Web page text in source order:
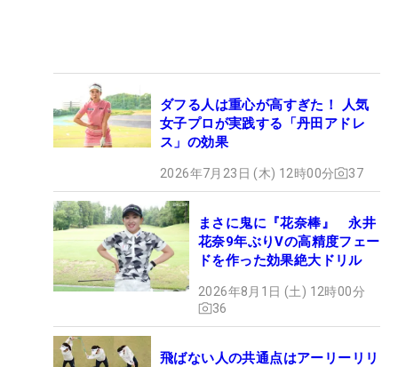
ダフる人は重心が高すぎた！ 人気
女子プロが実践する「丹田アドレ
ス」の効果
2026年7月23日 (木) 12時00分 37
まさに鬼に『花奈棒』 永井
花奈9年ぶりVの高精度フェー
ドを作った効果絶大ドリル
2026年8月1日 (土) 12時00分
36
飛ばない人の共通点はアーリーリリ